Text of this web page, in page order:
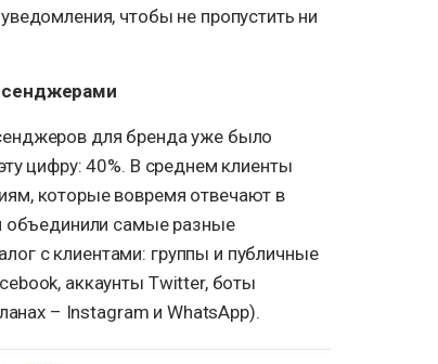
чтобы не пропустить ни
для бренда уже было
цифру: 40%. В среднем клиенты
которые вовремя отвечают в
объединили самые разные
с клиентами: группы и публичные
аккаунты Twitter, боты
– Instagram и WhatsApp).